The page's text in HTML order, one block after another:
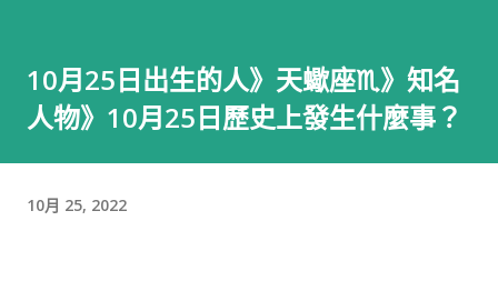
10月25日出生的人》天蠍座♏》知名
人物》10月25日歷史上發生什麼事？
10月 25, 2022